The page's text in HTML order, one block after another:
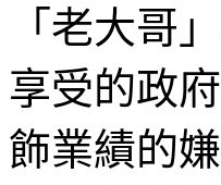
「老大哥
享受的政
飾業績的